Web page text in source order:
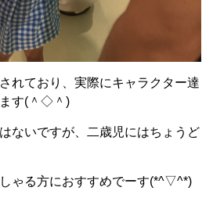
れており、実際にキャラクター達
す(＾◇＾)
ないですが、二歳児にはちょうど
ゃる方におすすめでーす(*^▽^*)